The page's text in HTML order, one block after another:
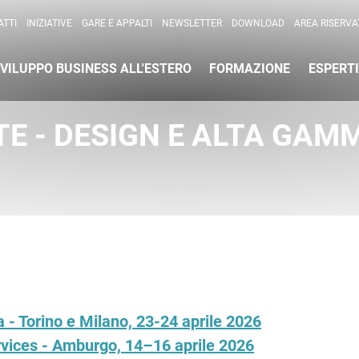
INIZIATIVE GARE E APPALTI NEWSLETTER DOWNLOAD AREA
BUSINESS ALL'ESTERO FORMAZIONE
- DESIGN E ALTA
- Torino e Milano, 23-24 aprile 2026
- Amburgo, 14–16 aprile 2026